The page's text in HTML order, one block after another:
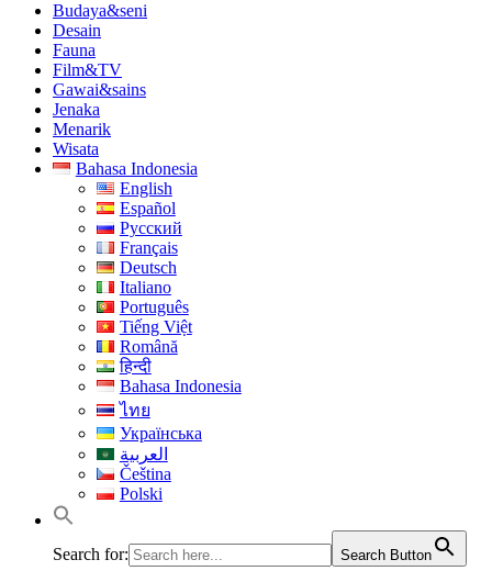
Budaya&seni
Desain
Fauna
Film&TV
Gawai&sains
Jenaka
Menarik
Wisata
Bahasa Indonesia
English
Español
Русский
Français
Deutsch
Italiano
Português
Tiếng Việt
Română
हिन्दी
Bahasa Indonesia
ไทย
Українська
العربية
Čeština
Polski
Search for: Search Button